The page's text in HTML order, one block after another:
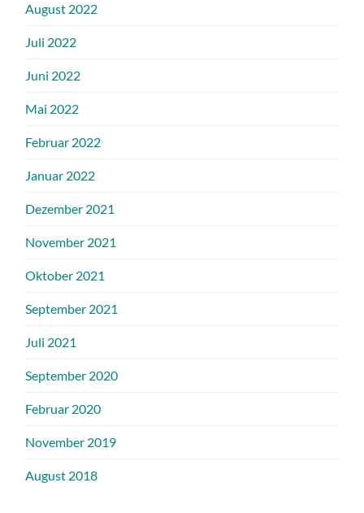
August 2022
Juli 2022
Juni 2022
Mai 2022
Februar 2022
Januar 2022
Dezember 2021
November 2021
Oktober 2021
September 2021
Juli 2021
September 2020
Februar 2020
November 2019
August 2018